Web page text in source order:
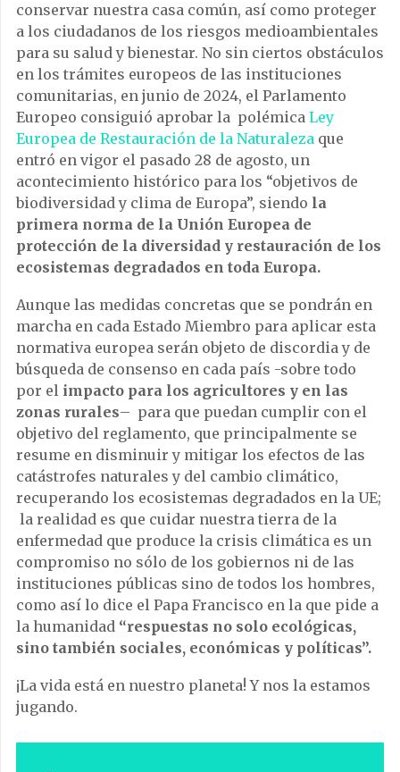
conservar nuestra casa común, así como proteger
a los ciudadanos de los riesgos medioambientales
para su salud y bienestar. No sin ciertos obstáculos
en los trámites europeos de las instituciones
comunitarias, en junio de 2024, el Parlamento
Europeo consiguió aprobar la polémica Ley
Europea de Restauración de la Naturaleza que
entró en vigor el pasado 28 de agosto, un
acontecimiento histórico para los “objetivos de
biodiversidad y clima de Europa”, siendo la
primera norma de la Unión Europea de
protección de la diversidad y restauración de los
ecosistemas degradados en toda Europa.
Aunque las medidas concretas que se pondrán en
marcha en cada Estado Miembro para aplicar esta
normativa europea serán objeto de discordia y de
búsqueda de consenso en cada país -sobre todo
por el impacto para los agricultores y en las
zonas rurales– para que puedan cumplir con el
objetivo del reglamento, que principalmente se
resume en disminuir y mitigar los efectos de las
catástrofes naturales y del cambio climático,
recuperando los ecosistemas degradados en la UE;
la realidad es que cuidar nuestra tierra de la
enfermedad que produce la crisis climática es un
compromiso no sólo de los gobiernos ni de las
instituciones públicas sino de todos los hombres,
como así lo dice el Papa Francisco en la que pide a
la humanidad “respuestas no solo ecológicas,
sino también sociales, económicas y políticas”.
¡La vida está en nuestro planeta! Y nos la estamos
jugando.